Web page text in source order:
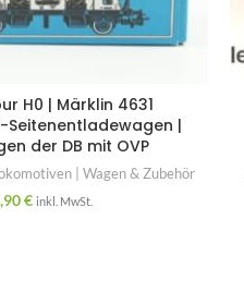
H0 | Märklin 4631
Seitenentladewagen |
der DB mit OVP
| Wagen & Zubehör
€ inkl. MwSt.